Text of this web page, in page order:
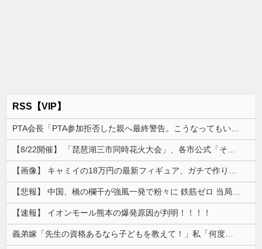
RSS【VIP】
【速報】 イオンモール熊本の爆発原因が判明！！！！